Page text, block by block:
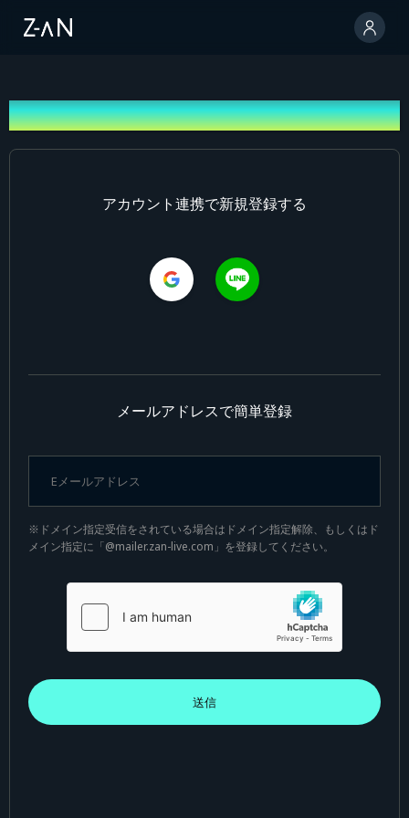
新規登録
アカウント連携で新規登録する
メールアドレスで簡単登録
※ドメイン指定受信をされている場合はドメイン指定解除、もしくはド
メイン指定に「@mailer.zan-live.com」を登録してください。